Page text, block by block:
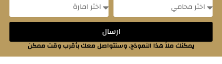
ارسال
يمكنك ملأ هذا النموذج. وسنتواصل معك بأقرب وقت ممكن